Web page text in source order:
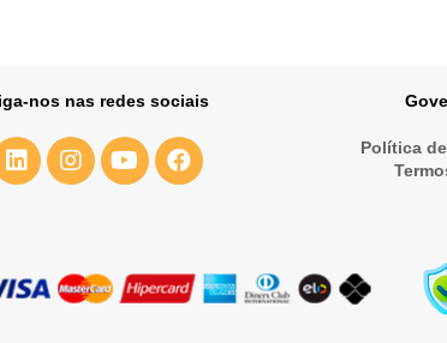
nos nas redes sociais
Política